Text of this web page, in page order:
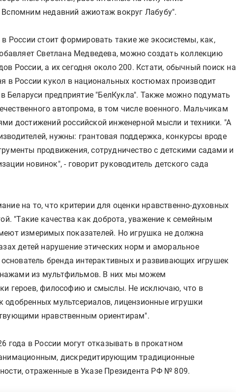
недавний ажиотаж вокруг Лабубу".
России стоит формировать такие же экосистемы, как,
Светлана Медведева, можно создать коллекцию
России, а их сегодня около 200. Кстати, обычный поиск на
в России кукол в национальных костюмах производит
Беларуси предприятие "БелКукла". Также можно подумать
автопрома, в том числе военного. Мальчикам
достижений российской инженерной мысли и техники. "А
нужны: грантовая поддержка, конкурсы вроде
продвижения, сотрудничество с детскими садами и
новинок", - говорит руководитель детского сада
на то, что критерии для оценки нравственно-духовных
"Такие качества как доброта, уважение к семейным
измеримых показателей. Но игрушка не должна
детей нарушение этических норм и аморальное
бренда интерактивных и развивающих игрушек
из мультфильмов. В них мы можем
героев, философию и смыслы. Не исключаю, что в
мультсериалов, лицензионные игрушки
нравственным ориентирам".
года в России могут отказывать в прокатном
дискредитирующим традиционные
отраженные в Указе Президента РФ № 809.